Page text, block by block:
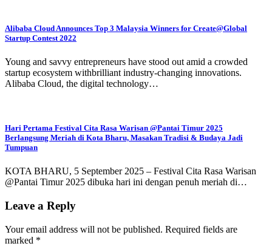
Alibaba Cloud Announces Top 3 Malaysia Winners for Create@Global
Startup Contest 2022
Young and savvy entrepreneurs have stood out amid a crowded
startup ecosystem withbrilliant industry-changing innovations.
Alibaba Cloud, the digital technology…
Hari Pertama Festival Cita Rasa Warisan @Pantai Timur 2025
Berlangsung Meriah di Kota Bharu, Masakan Tradisi & Budaya Jadi
Tumpuan
KOTA BHARU, 5 September 2025 – Festival Cita Rasa Warisan
@Pantai Timur 2025 dibuka hari ini dengan penuh meriah di…
Leave a Reply
Your email address will not be published. Required fields are
marked *